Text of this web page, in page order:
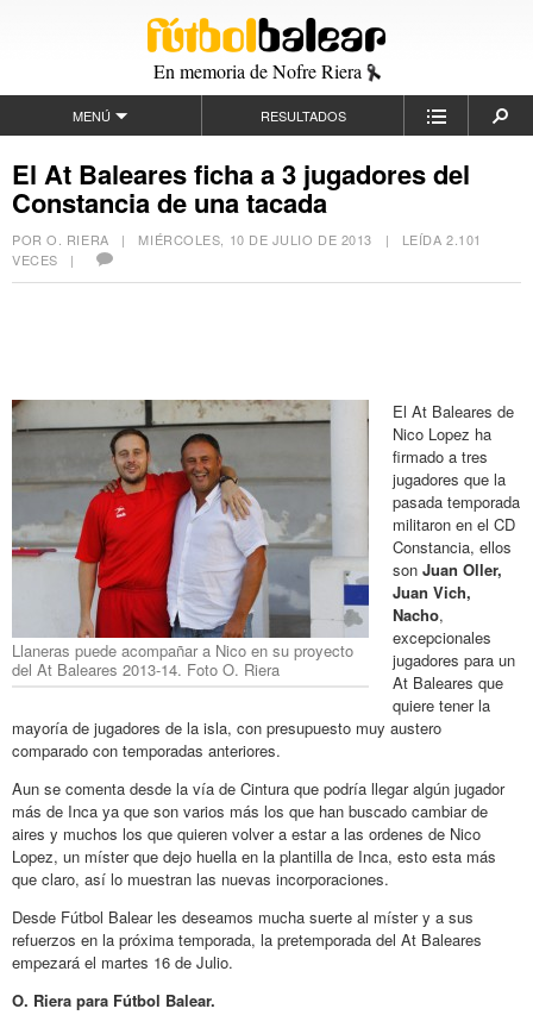
En memoria de Nofre Riera
MENÚ RESULTADOS
El At Baleares ficha a 3 jugadores del
Constancia de una tacada
POR O. RIERA | MIÉRCOLES, 10 DE JULIO DE 2013 | LEÍDA 2.101
VECES |
Llaneras puede acompañar a Nico en su proyecto
del At Baleares 2013-14. Foto O. Riera
El At Baleares de
Nico Lopez ha
firmado a tres
jugadores que la
pasada temporada
militaron en el CD
Constancia, ellos
son Juan Oller,
Juan Vich,
Nacho,
excepcionales
jugadores para un
At Baleares que
quiere tener la
mayoría de jugadores de la isla, con presupuesto muy austero
comparado con temporadas anteriores.
Aun se comenta desde la vía de Cintura que podría llegar algún jugador
más de Inca ya que son varios más los que han buscado cambiar de
aires y muchos los que quieren volver a estar a las ordenes de Nico
Lopez, un míster que dejo huella en la plantilla de Inca, esto esta más
que claro, así lo muestran las nuevas incorporaciones.
Desde Fútbol Balear les deseamos mucha suerte al míster y a sus
refuerzos en la próxima temporada, la pretemporada del At Baleares
empezará el martes 16 de Julio.
O. Riera para Fútbol Balear.